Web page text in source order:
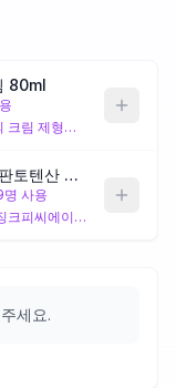
80ml
[보습 수딩 크림] 세테아릴알코올 기반의 크림 제형으로, 아데노신·소듐하이알루로네이트크로스폴리머·아미노산 복합체(글라이신·세린·히스티딘) 등 보습·피부 장벽 강화에 초점을 맞춘 설계예요. 나이아신아마이드가 함유되어 있으나 제형 자체가 크림이라 유분감이 있어 지성·피지 고민이 심한 분께는 무거울 수 있으니 주의가 필요해요.
[대용량+크림증정] 넘버즈인 1번 판토텐산 수딩세럼 80ml 기획 (+크림 15ml)
명 사용
[피지 조절 수딩 세럼] 판토테닉애씨드·징크피씨에이 등 피지 조절을 겨냥한 성분과 약모밀·병풀·감초·흰버드나무껍질 등 다수의 진정 식물 추출물을 갖춘 세럼 제형으로, 민감 지성피부의 피지·트러블 고민에 맞게 설계된 편이에요. 다만 성분 수가 많아 복합 성분에 민감한 피부라면 초기 피부 반응을 확인하며 사용하는 것이 좋아요.
세요.